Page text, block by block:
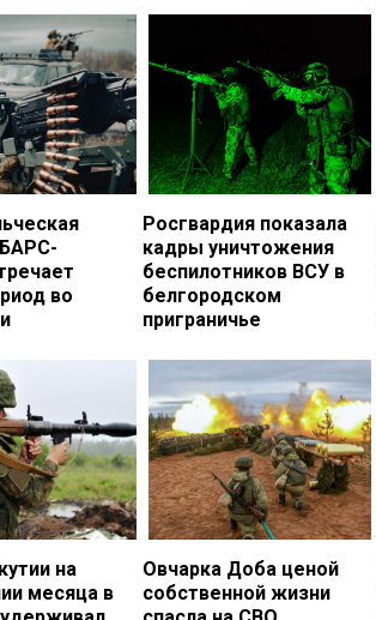
во
Росгвардия показала
кадры уничтожения
беспилотников ВСУ в
белгородском
приграничье
на
месяца в
Овчарка Доба ценой
собственной жизни